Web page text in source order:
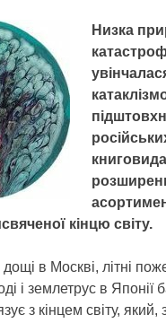
Низка
кінцю світу.
в Москві, літні
і землетрус в Японії
з кінцем світу, який,